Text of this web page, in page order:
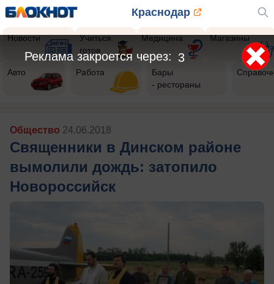
Краснодар
Новости
Учиться
готов
Медицина Магазины
Авто Работа
Бары
- рестораны
Общество 24.06.2018
Священники в Динском районе
вымолили дождь: затопило
Новороссийск